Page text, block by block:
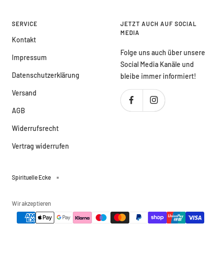
SERVICE
Kontakt
Impressum
Datenschutzerklärung
Versand
AGB
Widerrufsrecht
Vertrag widerrufen
JETZT AUCH AUF SOCIAL
MEDIA
Folge uns auch über unsere
Social Media Kanäle und
bleibe immer informiert!
Spirituelle Ecke
Wir akzeptieren